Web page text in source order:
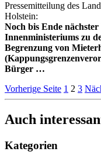
Pressemitteilung des
Holstein:
Noch bis Ende
Innenministeriums zu
Begrenzung von
Bürger …
Vorherige Seite 1 2 3
Auch
Kategorien